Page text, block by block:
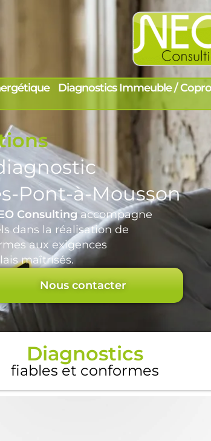
Diagnostics Immeuble /
Pont-à-Mousson
Consultingaccompagne
dans la réalisation de
aux exigences
maîtrisés.
Nous contacter
Diagnostics
fiables et conformes